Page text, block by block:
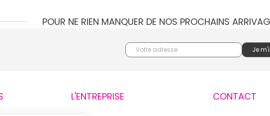
POUR NE RIEN MANQUER DE NOS PROCHAINS
L'ENTREPRISE CONTACT